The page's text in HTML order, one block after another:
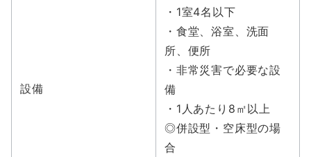
設備
・1室4名以下
・食堂、浴室、洗面
所、便所
・非常災害で必要な設
備
・1人あたり8㎡以上
◎併設型・空床型の場
合